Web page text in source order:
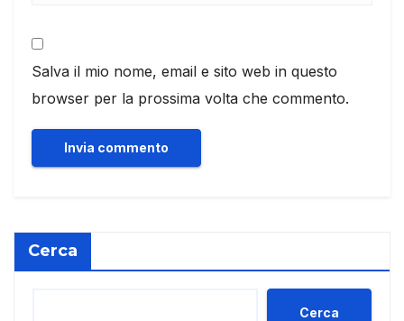
Salva il mio nome, email e sito web in questo
browser per la prossima volta che commento.
Cerca
Cerca